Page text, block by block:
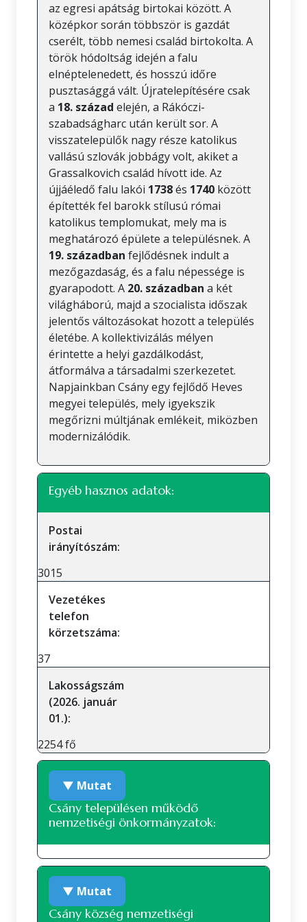
az egresi apátság birtokai között. A
középkor során többször is gazdát
cserélt, több nemesi család birtokolta. A
török hódoltság idején a falu
elnéptelenedett, és hosszú időre
pusztasággá vált. Újratelepítésére csak
a 18. század elején, a Rákóczi-
szabadságharc után került sor. A
visszatelepülők nagy része katolikus
vallású szlovák jobbágy volt, akiket a
Grassalkovich család hívott ide. Az
újjáéledő falu lakói 1738és 1740 között
építették fel barokk stílusú római
katolikus templomukat, mely ma is
meghatározó épülete a településnek. A
19. században fejlődésnek indult a
mezőgazdaság, és a falu népessége is
gyarapodott. A 20. században a két
világháború, majd a szocialista időszak
jelentős változásokat hozott a település
életébe. A kollektivizálás mélyen
érintette a helyi gazdálkodást,
átformálva a társadalmi szerkezetet.
Napjainkban Csány egy fejlődő Heves
megyei település, mely igyekszik
megőrizni múltjának emlékeit, miközben
modernizálódik.
Egyéb hasznos adatok:
Postai
irányítószám:
3015
Vezetékes
telefon
körzetszáma:
37
Lakosságszám
(2026. január
01.):
2254 fő
▼ Mutat
Csány településen működő
nemzetiségi önkormányzatok:
Roma nemzetiségi önkormányzat
▼ Mutat
Csány község nemzetiségi